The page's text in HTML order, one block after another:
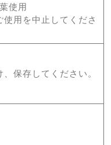
使用
用を中止してくださ
保存してください。